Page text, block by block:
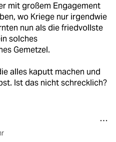
mit großem Engagement
wo Kriege nur irgendwie
nun als die friedvollste
solches
Gemetzel.
alles kaputt machen und
Ist das nicht schrecklich?